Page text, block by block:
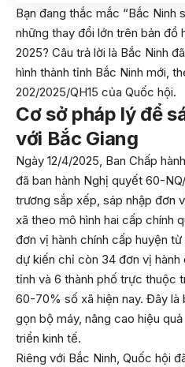
Bạn đang thắc mắc “Bắc Ninh
những thay đổi lớn trên bản đồ
2025? Câu trả lời là Bắc Ninh
hình thành tỉnh Bắc Ninh mới,
202/2025/QH15 của Quốc hội.
Cơ sở pháp lý để
với Bắc Giang
Ngày 12/4/2025, Ban Chấp
đã ban hành Nghị quyết 60-
trương sắp xếp, sáp nhập đơn
xã theo mô hình hai cấp chính
đơn vị hành chính cấp huyện
dự kiến chỉ còn 34 đơn vị
tỉnh và 6 thành phố trực thuộc
60-70% số xã hiện nay. Đây là
gọn bộ máy, nâng cao hiệu
triển kinh tế.
Riêng với Bắc Ninh, Quốc hội